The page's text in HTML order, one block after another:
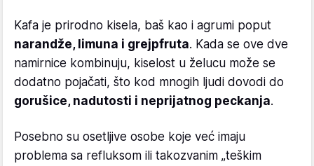
Kafa je prirodno kisela, baš kao i agrumi poput
narandže, limuna i grejpfruta. Kada se ove dve
namirnice kombinuju, kiselost u želucu može se
dodatno pojačati, što kod mnogih ljudi dovodi do
gorušice, nadutosti i neprijatnog peckanja.
Posebno su osetljive osobe koje već imaju
problema sa refluksom ili takozvanim „teškim